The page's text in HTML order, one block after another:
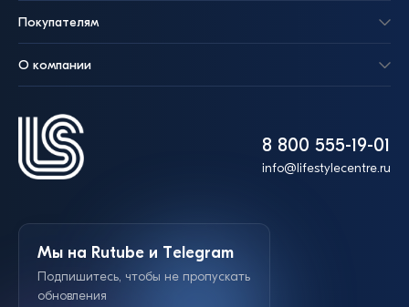
8 800 555-19-01
info@lifestylecentre.ru
Покупателям
О компании
Мы на Rutube и Telegram
Подпишитесь, чтобы не пропускать
обновления